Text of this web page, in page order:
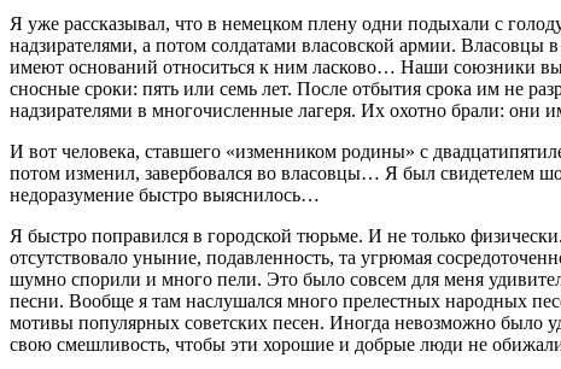
Я уже рассказывал, что в немецком плену одни подыхали с
надзирателями, а потом солдатами власовской армии. Власовцы
имеют оснований относиться к ним ласково… Наши союзники
сносные сроки: пять или семь лет. После отбытия срока им не
надзирателями в многочисленные лагеря. Их охотно брали: они
И вот человека, ставшего «изменником родины» с
потом изменил, завербовался во власовцы… Я был свидетелем
недоразумение быстро выяснилось…
Я быстро поправился в городской тюрьме. И не только
отсутствовало уныние, подавленность, та угрюмая
шумно спорили и много пели. Это было совсем для меня
песни. Вообще я там наслушался много прелестных народных
мотивы популярных советских песен. Иногда невозможно было
свою смешливость, чтобы эти хорошие и добрые люди не